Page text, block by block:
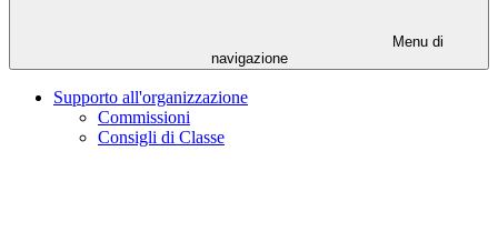
Menu di
navigazione
Supporto all'organizzazione
Commissioni
Consigli di Classe